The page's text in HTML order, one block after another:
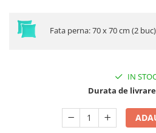
Fata perna: 70 x 70 cm (2 buc)
IN
Durata de